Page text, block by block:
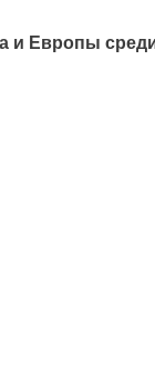
и Европы